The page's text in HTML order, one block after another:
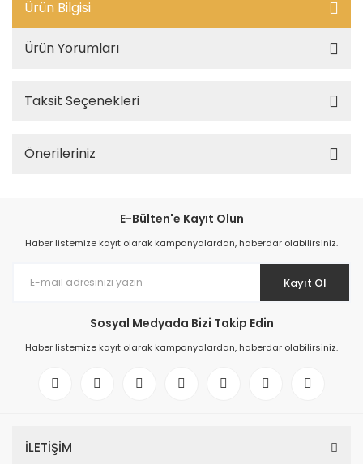
Ürün Bilgisi
Ürün Yorumları
Taksit Seçenekleri
Önerileriniz
E-Bülten'e Kayıt Olun
Haber listemize kayıt olarak kampanyalardan, haberdar olabilirsiniz.
Kayıt Ol
Sosyal Medyada Bizi Takip Edin
Haber listemize kayıt olarak kampanyalardan, haberdar olabilirsiniz.
İLETİŞİM